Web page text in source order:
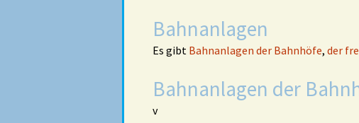
Bahnanlagen
Es gibt Bahnanlagen der Bahnhöfe, der
Bahnanlagen der
v